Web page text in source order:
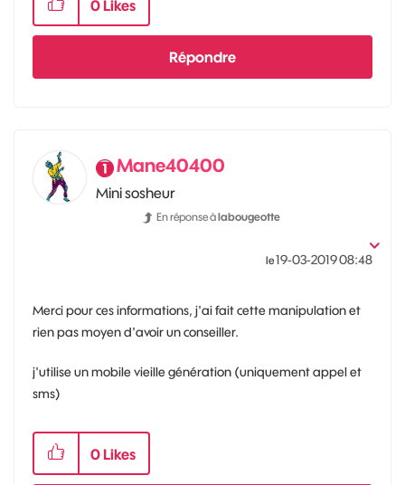
0 Likes
Répondre
Mane40400
Mini sosheur
En réponse àlabougeotte
le‎19-03-201908:48
Merci pour ces informations, j'ai fait cette manipulation et
rien pas moyen d'avoir un conseiller.
j'utilise un mobile vieille génération (uniquement appel et
sms)
0 Likes